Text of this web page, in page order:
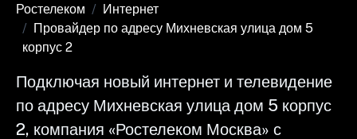
Ростелеком
Интернет
Провайдер по адресу Михневская улица дом 5
корпус 2
Подключая новый интернет и телевидение
по адресу Михневская улица дом 5 корпус
2, компания «Ростелеком Москва» с